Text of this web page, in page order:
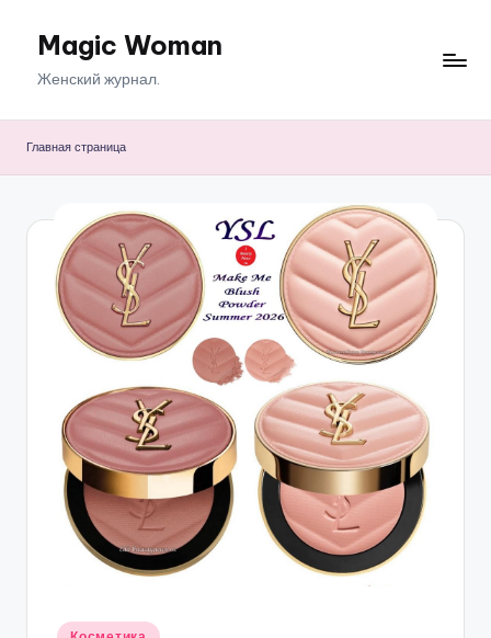
ПерейтиMagic Woman
Женский журнал.
Главная страница
Опубликовано